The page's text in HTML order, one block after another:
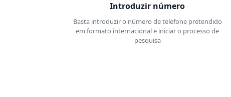
Introduzir número
Basta introduzir o número de telefone pretendido
em formato internacional e iniciar o processo de
pesquisa